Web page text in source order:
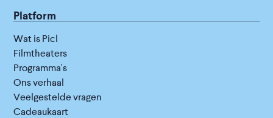
Platform
Wat is Picl
Filmtheaters
Programma's
Ons verhaal
Veelgestelde vragen
Cadeaukaart